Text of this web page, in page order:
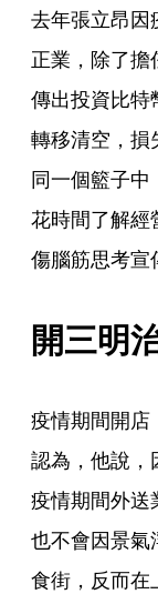
去年張立昂因
正業，除了
傳出投資比特
轉移清空，損
同一個籃子
花時間了解經
傷腦筋思考宣
開三明
疫情期間開店
認為，他說，
疫情期間外送
也不會因景氣
食街，反而在